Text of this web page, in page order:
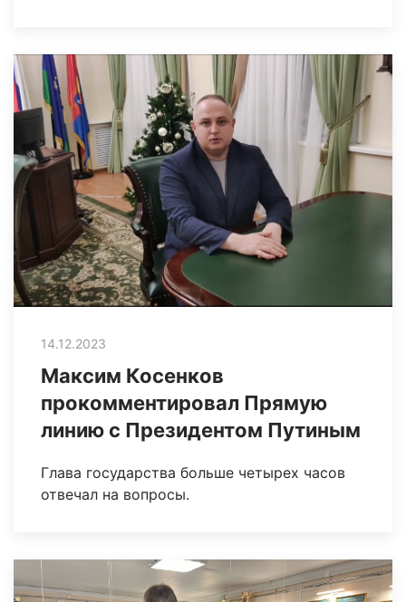
14.12.2023
Максим Косенков
прокомментировал Прямую
линию с Президентом Путиным
Глава государства больше четырех часов
отвечал на вопросы.